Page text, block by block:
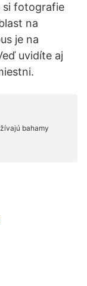
si fotografie
na
je na
uvidíte aj